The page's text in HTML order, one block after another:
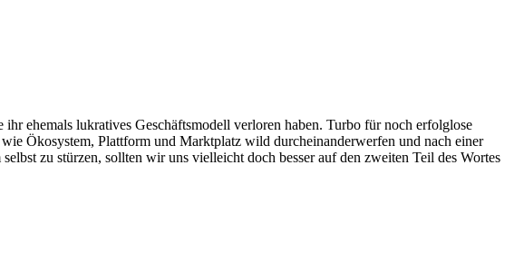
ehemals lukratives Geschäftsmodell verloren haben. Turbo für noch erfolglose
Ökosystem, Plattform und Marktplatz wild durcheinanderwerfen und nach einer
zu stürzen, sollten wir uns vielleicht doch besser auf den zweiten Teil des Wortes